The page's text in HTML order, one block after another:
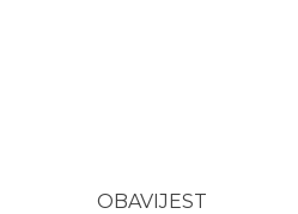
OBAVIJEST